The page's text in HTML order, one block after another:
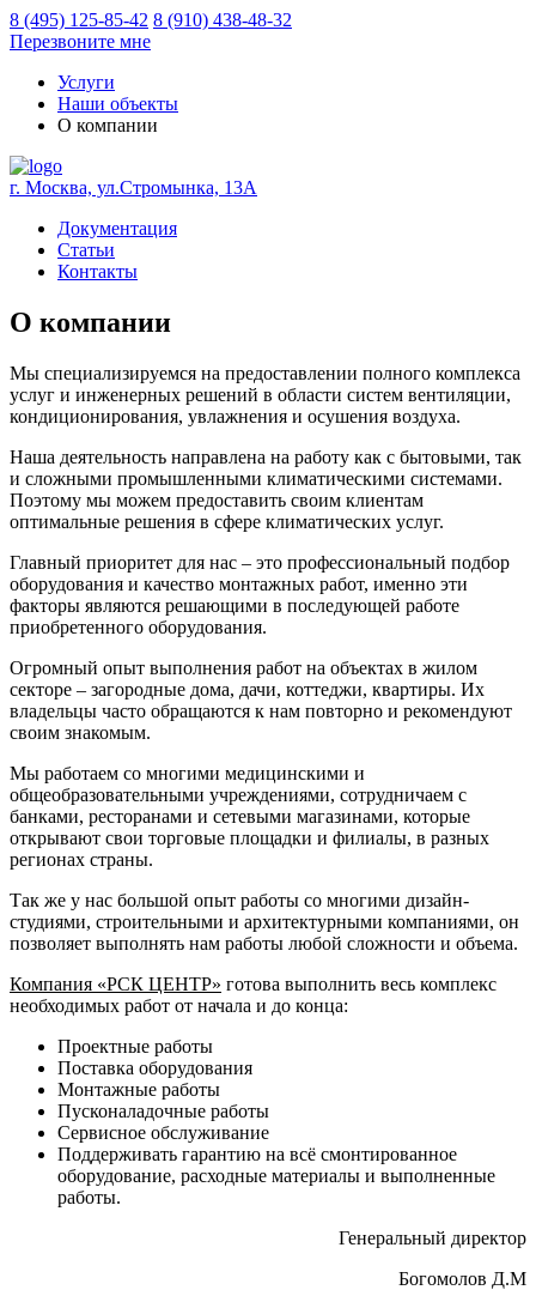
8 (495) 125-85-42 8 (910) 438-48-32
Перезвоните мне
Услуги
Наши объекты
О компании
г. Москва, ул.Стромынка, 13А
Документация
Статьи
Контакты
О компании
Мы специализируемся на предоставлении полного комплекса
услуг и инженерных решений в области систем вентиляции,
кондиционирования, увлажнения и осушения воздуха.
Наша деятельность направлена на работу как с бытовыми, так
и сложными промышленными климатическими системами.
Поэтому мы можем предоставить своим клиентам
оптимальные решения в сфере климатических услуг.
Главный приоритет для нас – это профессиональный подбор
оборудования и качество монтажных работ, именно эти
факторы являются решающими в последующей работе
приобретенного оборудования.
Огромный опыт выполнения работ на объектах в жилом
секторе – загородные дома, дачи, коттеджи, квартиры. Их
владельцы часто обращаются к нам повторно и рекомендуют
своим знакомым.
Мы работаем со многими медицинскими и
общеобразовательными учреждениями, сотрудничаем с
банками, ресторанами и сетевыми магазинами, которые
открывают свои торговые площадки и филиалы, в разных
регионах страны.
Так же у нас большой опыт работы со многими дизайн-
студиями, строительными и архитектурными компаниями, он
позволяет выполнять нам работы любой сложности и объема.
Компания «РСК ЦЕНТР» готова выполнить весь комплекс
необходимых работ от начала и до конца:
Проектные работы
Поставка оборудования
Монтажные работы
Пусконаладочные работы
Сервисное обслуживание
Поддерживать гарантию на всё смонтированное
оборудование, расходные материалы и выполненные
работы.
Генеральный директор
Богомолов Д.М